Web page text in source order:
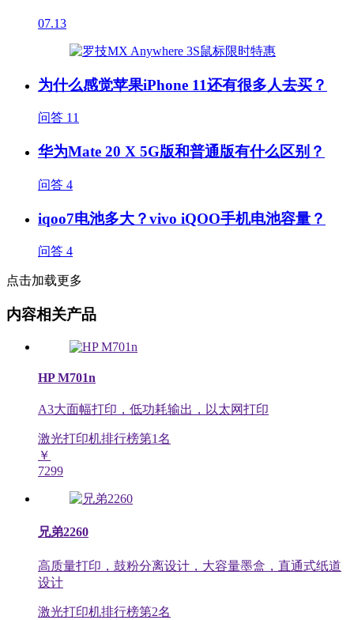
07.13
为什么感觉苹果iPhone 11还有很多人去买？
问答 11
华为Mate 20 X 5G版和普通版有什么区别？
问答 4
iqoo7电池多大？vivo iQOO手机电池容量？
问答 4
点击加载更多
内容相关产品
HP M701n
A3大面幅打印，低功耗输出，以太网打印
激光打印机排行榜第1名
￥
7299
兄弟2260
高质量打印，鼓粉分离设计，大容量墨盒，直通式纸道
设计
激光打印机排行榜第2名